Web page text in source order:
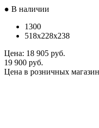
● В наличии
1300
518x228x238
Цена: 18 905 руб.
19 900 руб.
Цена в розничных